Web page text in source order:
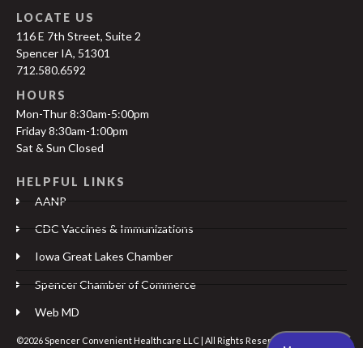
LOCATE US
116 E 7th Street, Suite 2
Spencer IA, 51301
712.580.6592
HOURS
Mon-Thur 8:30am-5:00pm
Friday 8:30am-1:00pm
Sat & Sun Closed
HELPFUL LINKS
AANP
CDC Vaccines & Immunizations
Iowa Great Lakes Chamber
Spencer Chamber of Commerce
Web MD
©2026 Spencer Convenient Healthcare LLC | All Rights Reserved |